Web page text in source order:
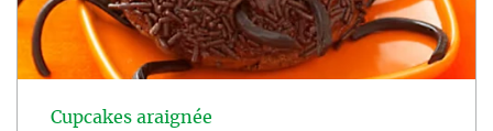
Cupcakes araignée